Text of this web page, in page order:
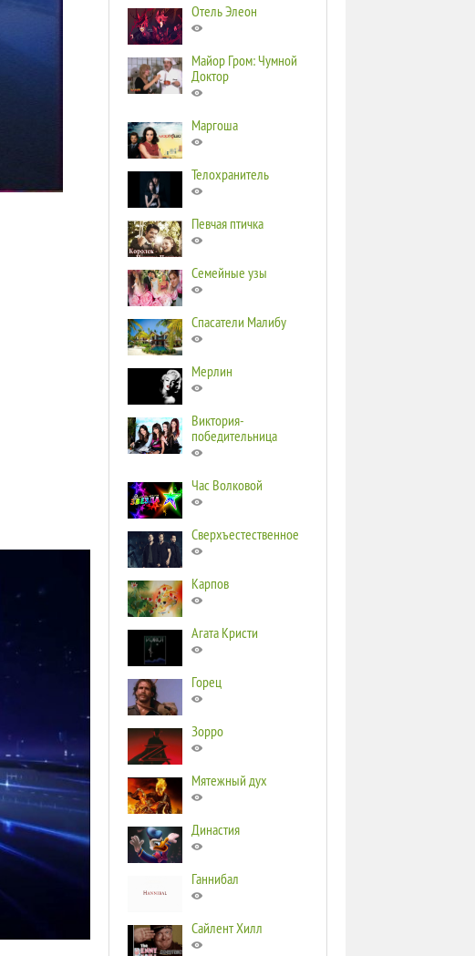
Отель Элеон
Майор Гром: Чумной
Доктор
Маргоша
Телохранитель
Певчая птичка
Семейные узы
Спасатели Малибу
Мерлин
Виктория-
победительница
Час Волковой
Сверхъестественное
Карпов
Агата Кристи
Горец
Зорро
Мятежный дух
Династия
Ганнибал
Сайлент Хилл